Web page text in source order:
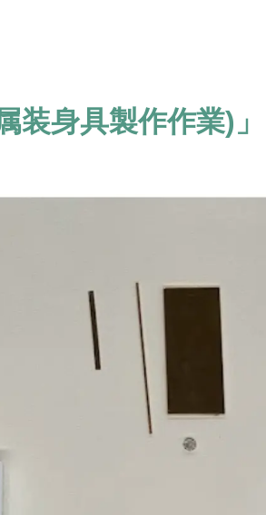
装身具製作作業)」